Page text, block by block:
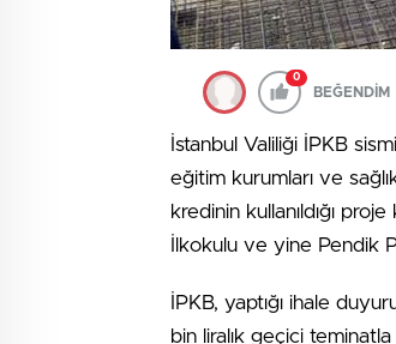
0
BEĞENDİM
İstanbul Valiliği İPKB
eğitim kurumları ve
kredinin kullanıldığı
İlkokulu ve yine Pendik
İPKB, yaptığı ihale
bin liralık geçici